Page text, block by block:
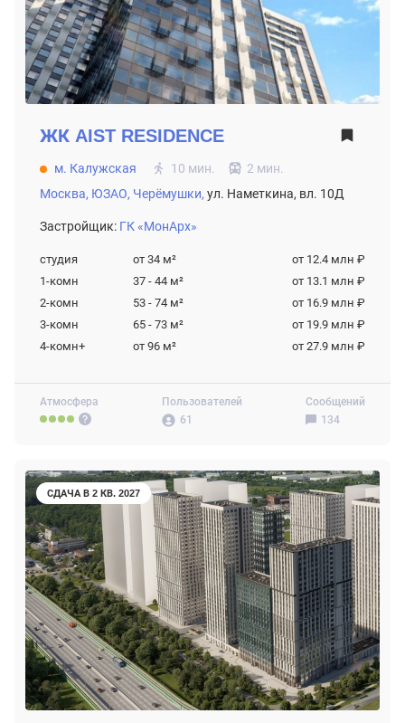
Атмосфера
Пользователей
61
Сообщений
134
ЖК AIST RESIDENCE
м. Калужская 10 мин.
2 мин.
Москва, ЮЗАО, Черёмушки, ул. Наметкина, вл. 10Д
Застройщик: ГК «МонАрх»
студия от 34 м²
от 12.4 млн ₽
1-комн
37 - 44 м²
от 13.1 млн ₽
2-комн
53 - 74 м²
от 16.9 млн ₽
3-комн
65 - 73 м²
от 19.9 млн ₽
4-комн+
от 96 м² от 27.9 млн ₽
СДАЧА В 2 КВ. 2027